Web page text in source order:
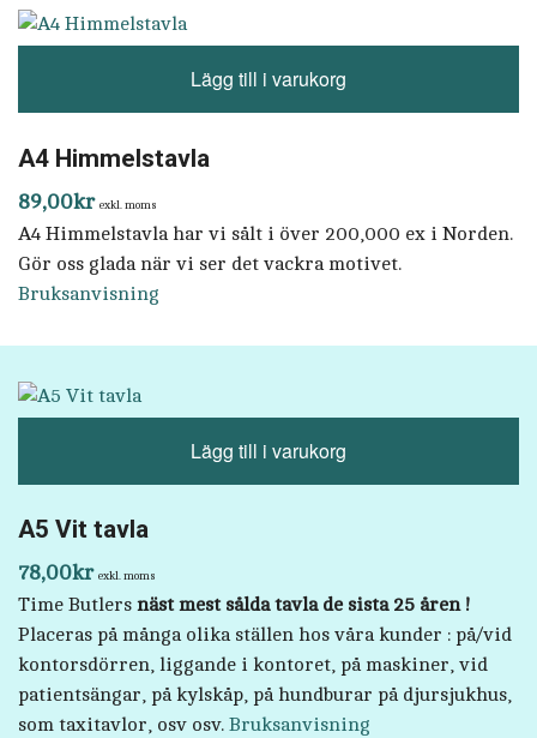
Lägg till i varukorg
A4 Himmelstavla
89,00kr exkl. moms
A4 Himmelstavla har vi sålt i över 200,000 ex i Norden.
Gör oss glada när vi ser det vackra motivet.
Bruksanvisning
Lägg till i varukorg
A5 Vit tavla
78,00kr exkl. moms
Time Butlers näst mest sålda tavla de sista 25 åren !
Placeras på många olika ställen hos våra kunder : på/vid
kontorsdörren, liggande i kontoret, på maskiner, vid
patientsängar, på kylskåp, på hundburar på djursjukhus,
som taxitavlor, osv osv. Bruksanvisning